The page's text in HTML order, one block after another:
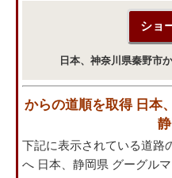
日本、神奈川県秦野市
からの道順を取得 日本
下記に表示されている道路
へ 日本、静岡県 グーグルマ